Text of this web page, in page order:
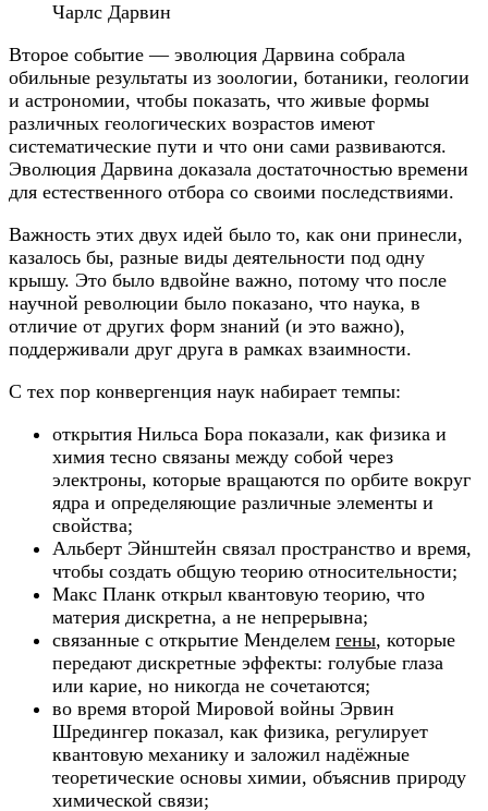
Чарлс Дарвин
Второе событие — эволюция Дарвина собрала
обильные результаты из зоологии, ботаники, геологии
и астрономии, чтобы показать, что живые формы
различных геологических возрастов имеют
систематические пути и что они сами развиваются.
Эволюция Дарвина доказала достаточностью времени
для естественного отбора со своими последствиями.
Важность этих двух идей было то, как они принесли,
казалось бы, разные виды деятельности под одну
крышу. Это было вдвойне важно, потому что после
научной революции было показано, что наука, в
отличие от других форм знаний (и это важно),
поддерживали друг друга в рамках взаимности.
С тех пор конвергенция наук набирает темпы:
открытия Нильса Бора показали, как физика и
химия тесно связаны между собой через
электроны, которые вращаются по орбите вокруг
ядра и определяющие различные элементы и
свойства;
Альберт Эйнштейн связал пространство и время,
чтобы создать общую теорию относительности;
Макс Планк открыл квантовую теорию, что
материя дискретна, а не непрерывна;
связанные с открытие Менделем гены, которые
передают дискретные эффекты: голубые глаза
или карие, но никогда не сочетаются;
во время второй Мировой войны Эрвин
Шредингер показал, как физика, регулирует
квантовую механику и заложил надёжные
теоретические основы химии, объяснив природу
химической связи;